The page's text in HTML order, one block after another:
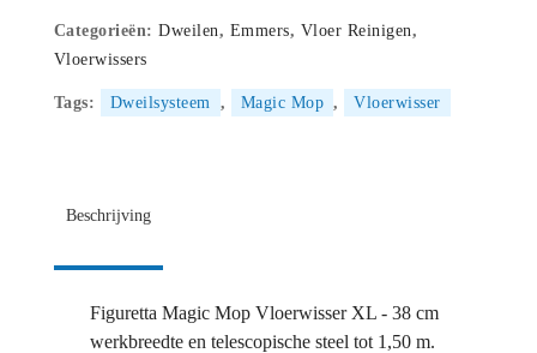
Categorieën:Dweilen, Emmers, Vloer Reinigen,
Vloerwissers
Tags: Dweilsysteem , Magic Mop , Vloerwisser
Beschrijving
Figuretta Magic Mop Vloerwisser XL - 38 cm
werkbreedte en telescopische steel tot 1,50 m.